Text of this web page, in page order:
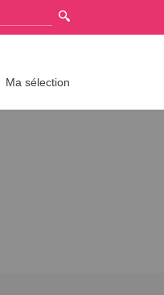
Ma sélection